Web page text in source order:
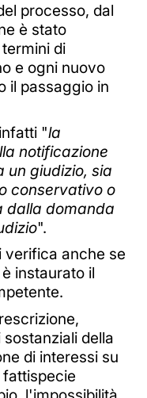
processo, dal
è stato
di
e ogni nuovo
il passaggio in
"la
notificazione
un giudizio, sia
conservativo o
dalla domanda
".
verifica anche se
instaurato il
della
di interessi su
fattispecie